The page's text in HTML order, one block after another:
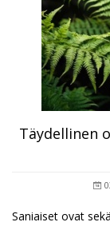
Täydellinen
Saniaiset ovat